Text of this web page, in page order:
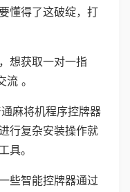
懂得了这破绽，打
想获取一对一指
。
麻将机程序控牌器
行复杂安装操作就
具。
些智能控牌器通过